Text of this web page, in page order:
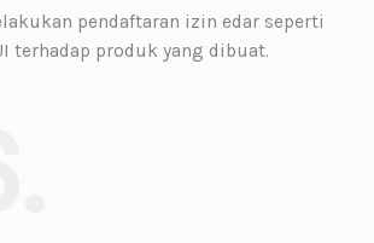
pendaftaran izin edar seperti
terhadap produk yang dibuat.